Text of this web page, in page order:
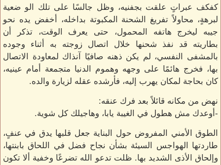
كفكف عبراتٍ علقت بجفنيه، وظل جالسًا على تلك الو ضعية
لبرهةٍ، محاولاً تفريغ الشحنة المكبوتة بداخله، أخفض يده نحو
جيبه ليخرج هاتفه المحمول، حتى يعرف الوقت، تذكر أن
بطاريته قد نفذ شحنها خلال اتصال زوجته به أثناء وجوده
بالمشفى النفسي، لم يكن ذهنه صافيًا آنذاك لمعاودة الاتصال
بها، فخرج هائمًا على وجهه وهموم الدنيا متجمعة أمام عينيه،
كان بحاجة لمكان يهرب إليه، فأرشده عقله لزيارة والده.
نهض من مكانه قائلاً بعد فرك عنقه:
-أوعدك مش هطول في الغيبة يابا، وهاجيلك كل شوية.
الطوق الأمني المفروض حول البناية جعل قلبها يدق في عنفٍ،
طاردتها الهواجس السيئة بشأن نجاح فضل في اللحاق بابنتها،
وإلحاق الأذى الشديد بها. ظلت تدعو الله تضرعًا وخفية ألا تكون